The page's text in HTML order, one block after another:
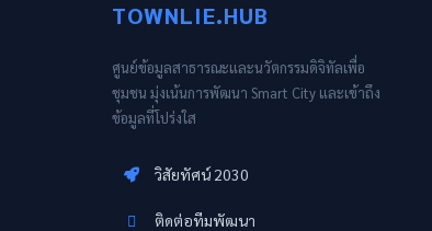
TOWNLIE.HUB
ศูนย์ข้อมูลสาธารณะและนวัตกรรมดิจิทัลเพื่อ
ชุมชน มุ่งเน้นการพัฒนา Smart City และเข้าถึง
ข้อมูลที่โปร่งใส
วิสัยทัศน์ 2030
ติดต่อทีมพัฒนา